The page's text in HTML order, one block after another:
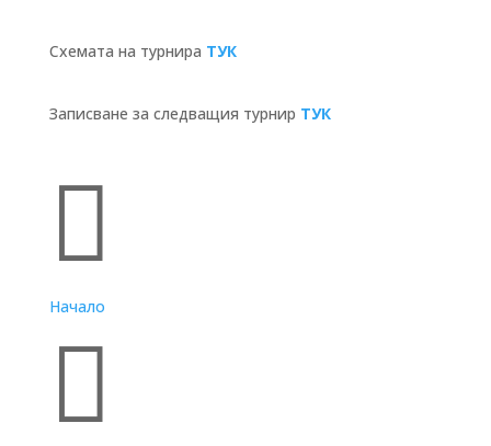
Схемата на турнира ТУК
Записване за следващия турнир ТУК

Начало
